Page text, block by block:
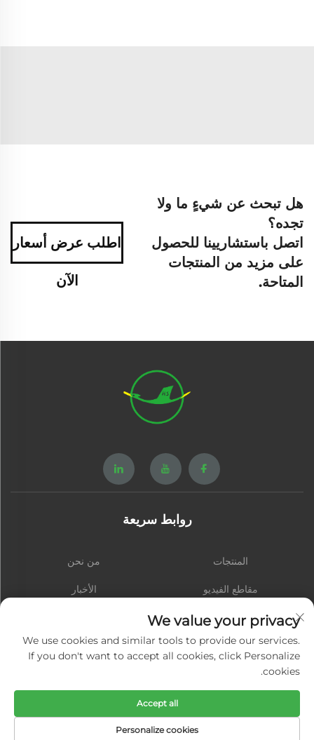
هل تبحث عن شيءٍ ما ولا
تجده؟
اتصل باستشاريينا للحصول
على مزيد من المنتجات
المتاحة.
اطلب عرض أسعار
الآن
روابط سريعة
المنتجات من نحن
مقاطع الفيديو الأخبار
اتصل بنا
-
سياسة الخصوصية
We value your privacy
We use cookies and similar tools to provide our services.
If you don't want to accept all cookies, click Personalize
cookies.
Personalize cookies
Accept all